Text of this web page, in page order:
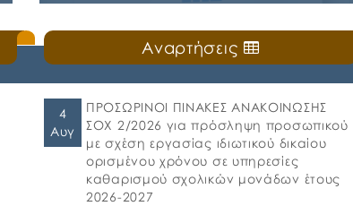
🛎️Ο Δήμος Χαλκιδέων ενημερώνει τους γονείς
και τους κηδεμόνες ότι, ξεκίνησε η
ηλεκτρονική υποβολή αιτήσεων για τη
συμμετοχή στο πρόγραμμα «Προώθηση και
υποστήριξη παιδιών για την ένταξή τους
στην προσχολική εκπαίδευση καθώς και για
τη πρόσβαση παιδιών σχολικής ηλικίας,
εφήβων και ατόμων με αναπηρία, σε
υπηρεσίες δημιουργικής απασχόλησης» για
Αναρτήσεις
4
Αυγ
ΠΡΟΣΩΡΙΝΟΙ ΠΙΝΑΚΕΣ ΑΝΑΚΟΙΝΩΣΗΣ
ΣΟΧ 2/2026 για πρόσληψη προσωπικού
με σχέση εργασίας ιδιωτικού δικαίου
ορισμένου χρόνου σε υπηρεσίες
καθαρισμού σχολικών μονάδων έτους
2026-2027